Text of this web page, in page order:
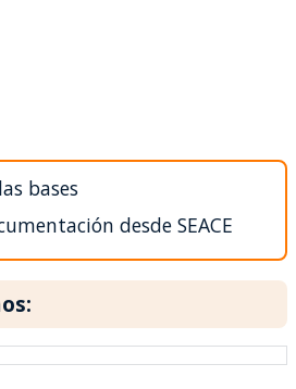
bases
desde SEACE